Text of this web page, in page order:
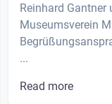
Reinhard Gantner
Museumsverein
...
Read more